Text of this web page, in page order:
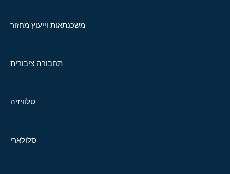
משכנתאות וייעוץ מחזור
תחבורה ציבורית
טלוויזיה
סלולארי